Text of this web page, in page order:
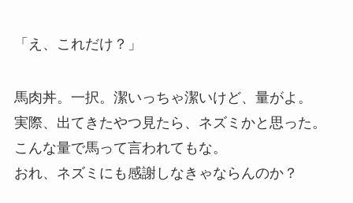
「え、これだけ？」
馬肉丼。一択。潔いっちゃ潔いけど、量がよ。
実際、出てきたやつ見たら、ネズミかと思った。
こんな量で馬って言われてもな。
おれ、ネズミにも感謝しなきゃならんのか？